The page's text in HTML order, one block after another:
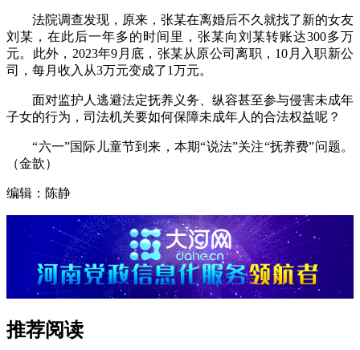
法院调查发现，原来，张某在离婚后不久就找了新的女友
刘某，在此后一年多的时间里，张某向刘某转账达300多万
元。此外，2023年9月底，张某从原公司离职，10月入职新公
司，每月收入从3万元变成了1万元。
面对监护人逃避法定抚养义务、纵容甚至参与侵害未成年
子女的行为，司法机关要如何保障未成年人的合法权益呢？
“六一”国际儿童节到来，本期“说法”关注“抚养费”问题。
（金歆）
编辑：陈静
推荐阅读